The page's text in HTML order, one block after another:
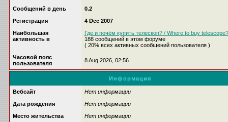
Сообщений в день
0.2
Регистрация
4 Dec 2007
Наибольшая
активность в
Где и почём купить телескоп? / Where to buy telescope?
188 сообщений в этом форуме
( 20% всех активных сообщений пользователя )
Часовой пояс
пользователя
8 Aug 2026, 02:56
Информация
Вебсайт
Нет информации
Дата рождения
Нет информации
Место жительства
Нет информации